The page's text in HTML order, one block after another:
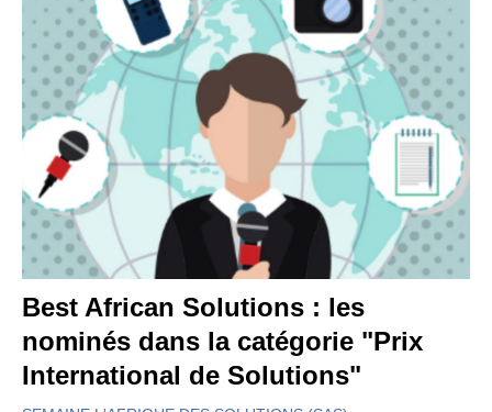
Best African Solutions : les
nominés dans la catégorie "Prix
International de Solutions"